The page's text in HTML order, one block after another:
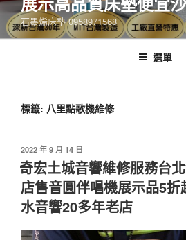
石墨烯床墊 0958971568
選單
標籤: 八里點歌機維修
2022 年 9 月 14 日
奇宏土城音響維修服務台
店售音圓伴唱機展示品5
水音響20多年老店